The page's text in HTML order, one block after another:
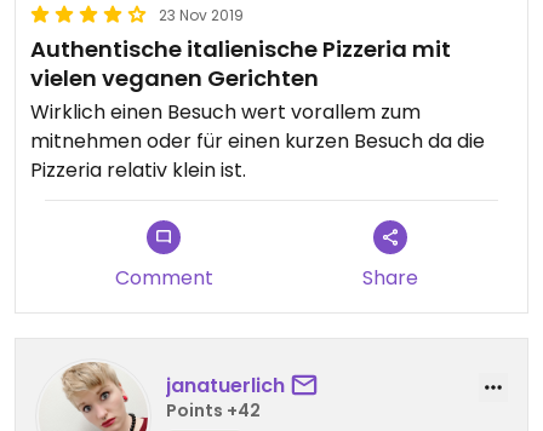
23 Nov 2019
Authentische italienische Pizzeria mit
vielen veganen Gerichten
Wirklich einen Besuch wert vorallem zum
mitnehmen oder für einen kurzen Besuch da die
Pizzeria relativ klein ist.
Comment Share
janatuerlich
Points +42